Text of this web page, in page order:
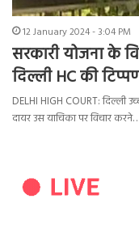
12 January 2024 - 3:04 PM
सरकारी योजना के
दिल्ली HC की
DELHI HIGH COURT: दिल्ली
दायर उस याचिका पर विचार